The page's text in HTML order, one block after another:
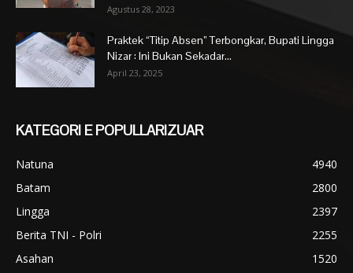
Agustus 28, 2023
Praktek “Titip Absen” Terbongkar, Bupati Lingga
Nizar : Ini Bukan Sekadar...
April 23, 2025
KATEGORI E POPULLARIZUAR
Natuna
4940
Batam
2800
Lingga
2397
Berita TNI - Polri
2255
Asahan
1520